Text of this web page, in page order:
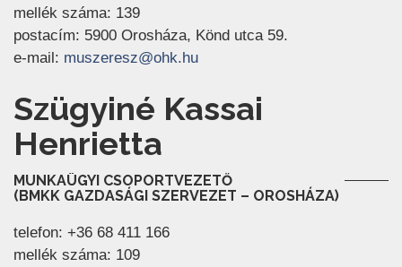
mellék száma: 139
postacím: 5900 Orosháza, Könd utca 59.
e-mail: muszeresz@ohk.hu(új ablakban nyílik meg)
Szügyiné Kassai
Henrietta
MUNKAÜGYI CSOPORTVEZETŐ
(BMKK GAZDASÁGI SZERVEZET – OROSHÁZA)
telefon: +36 68 411 166
mellék száma: 109